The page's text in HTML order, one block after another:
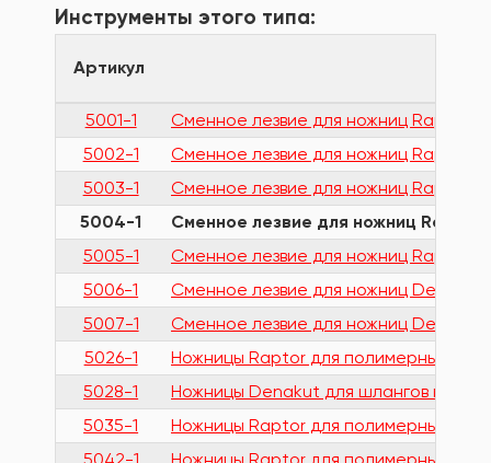
Инструменты этого типа:
Артикул
5001-1
Сменное лезвие для ножниц Raptor
5002-1
Сменное лезвие для ножниц Raptor
5003-1
Сменное лезвие для ножниц Raptor
5004-1
Сменное лезвие для ножниц Raptor
5005-1
Сменное лезвие для ножниц Raptor
5006-1
Сменное лезвие для ножниц Denakut
5007-1
Сменное лезвие для ножниц Denakut
5026-1
Ножницы Raptor для полимерных
5028-1
Ножницы Denakut для шлангов и
5035-1
Ножницы Raptor для полимерных